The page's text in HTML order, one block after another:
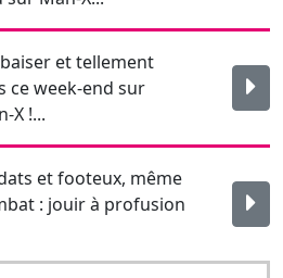
et footeux, même
: jouir à profusion
je m'abonne !